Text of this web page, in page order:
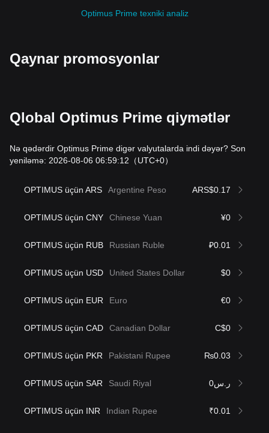
Optimus Prime texniki analiz
Qaynar promosyonlar
Qlobal Optimus Prime qiymətlər
Nə qədərdir Optimus Prime digər valyutalarda indi dəyər? Son
yeniləmə: 2026-08-06 06:59:12 （UTC+0）
OPTIMUS üçün ARS Argentine Peso ARS$0.17
OPTIMUS üçün CNY Chinese Yuan ¥0
OPTIMUS üçün RUB Russian Ruble ₽0.01
OPTIMUS üçün USD United States Dollar $0
OPTIMUS üçün EUR Euro €0
OPTIMUS üçün CAD Canadian Dollar C$0
OPTIMUS üçün PKR Pakistani Rupee ₨0.03
OPTIMUS üçün SAR Saudi Riyal ر.س0
OPTIMUS üçün INR Indian Rupee ₹0.01